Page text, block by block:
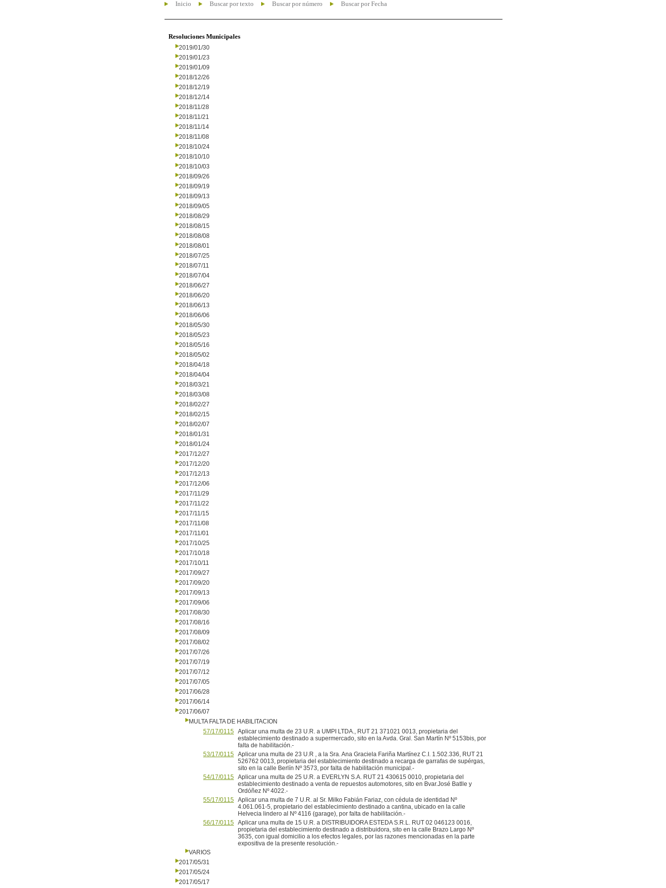
Inicio Buscar por texto Buscar por número Buscar por Fecha
Resoluciones Municipales
2019/01/30
2019/01/23
2019/01/09
2018/12/26
2018/12/19
2018/12/14
2018/11/28
2018/11/21
2018/11/14
2018/11/08
2018/10/24
2018/10/10
2018/10/03
2018/09/26
2018/09/19
2018/09/13
2018/09/05
2018/08/29
2018/08/15
2018/08/08
2018/08/01
2018/07/25
2018/07/11
2018/07/04
2018/06/27
2018/06/20
2018/06/13
2018/06/06
2018/05/30
2018/05/23
2018/05/16
2018/05/02
2018/04/18
2018/04/04
2018/03/21
2018/03/08
2018/02/27
2018/02/15
2018/02/07
2018/01/31
2018/01/24
2017/12/27
2017/12/20
2017/12/13
2017/12/06
2017/11/29
2017/11/22
2017/11/15
2017/11/08
2017/11/01
2017/10/25
2017/10/18
2017/10/11
2017/09/27
2017/09/20
2017/09/13
2017/09/06
2017/08/30
2017/08/16
2017/08/09
2017/08/02
2017/07/26
2017/07/19
2017/07/12
2017/07/05
2017/06/28
2017/06/14
2017/06/07
MULTA FALTA DE HABILITACION
57/17/0115 Aplicar una multa de 23 U.R. a UMPI LTDA., RUT 21 371021 0013, propietaria del
establecimiento destinado a supermercado, sito en la Avda. Gral. San Martín Nº 5153bis, por
falta de habilitación.-
53/17/0115 Aplicar una multa de 23 U.R , a la Sra. Ana Graciela Fariña Martínez C.I. 1.502.336, RUT 21
526762 0013, propietaria del establecimiento destinado a recarga de garrafas de supérgas,
sito en la calle Berlín Nº 3573, por falta de habilitación municipal.-
54/17/0115 Aplicar una multa de 25 U.R. a EVERLYN S.A. RUT 21 430615 0010, propietaria del
establecimiento destinado a venta de repuestos automotores, sito en Bvar.José Batlle y
Ordóñez Nº 4022.-
55/17/0115 Aplicar una multa de 7 U.R. al Sr. Milko Fabián Fariaz, con cédula de identidad Nº
4.061.061-5, propietario del establecimiento destinado a cantina, ubicado en la calle
Helvecia lindero al Nº 4116 (garage), por falta de habilitación.-
56/17/0115 Aplicar una multa de 15 U.R. a DISTRIBUIDORA ESTEDA S.R.L. RUT 02 046123 0016,
propietaria del establecimiento destinado a distribuidora, sito en la calle Brazo Largo Nº
3635, con igual domicilio a los efectos legales, por las razones mencionadas en la parte
expositiva de la presente resolución.-
VARIOS
2017/05/31
2017/05/24
2017/05/17